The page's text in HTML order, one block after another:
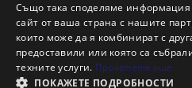
Наши офиси
Кариери
Кои сме ние?
Франчайз
Също така споделяме
сайт от ваша страна с нашите
които може да я комбинират с
предоставили или която са
техните услуги. Прочетете още
ПОКАЖЕТЕ ПОДРОБНОСТИ